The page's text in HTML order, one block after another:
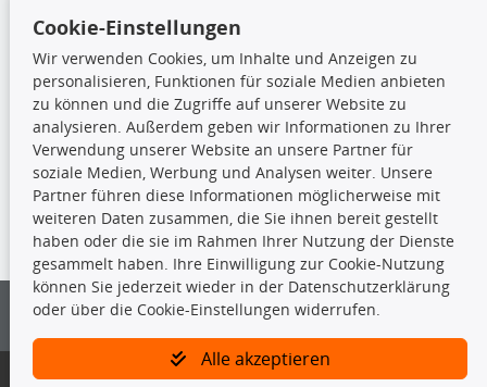
Schneeketten
TecDoc Inside
Die hier angezeigten Daten insbesondere die gesamte Datenbank dürfen
nicht kopiert werden.
Es ist zu unterlassen, die Daten oder die gesamte Datenbank ohne
vorherige Zustimmung von TecDoc zu vervielfältigen, zu verbreiten
und/oder diese Handlungen durch Dritte ausführen zu lassen. Ein
Bitte prüfen Sie, ob das über unseren Onlineshop identifizierte Ersatzteil
Cookie-Einstellungen
Wir verwenden Cookies, um Inhalte und Anzeigen zu
personalisieren, Funktionen für soziale Medien anbieten
zu können und die Zugriffe auf unserer Website zu
analysieren. Außerdem geben wir Informationen zu Ihrer
Verwendung unserer Website an unsere Partner für
soziale Medien, Werbung und Analysen weiter. Unsere
Partner führen diese Informationen möglicherweise mit
weiteren Daten zusammen, die Sie ihnen bereit gestellt
haben oder die sie im Rahmen Ihrer Nutzung der Dienste
gesammelt haben. Ihre Einwilligung zur Cookie-Nutzung
können Sie jederzeit wieder in der Datenschutzerklärung
oder über die Cookie-Einstellungen widerrufen.
Alle akzeptieren